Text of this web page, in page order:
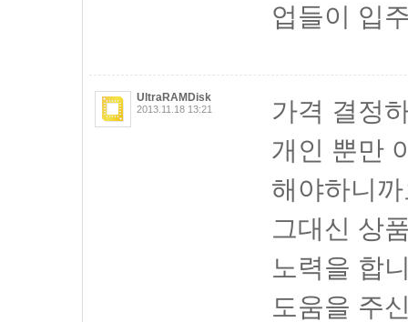
업들이 입
UltraRAMDisk
2013.11.18 13:21
가격 결정
개인 뿐만
해야하니
그대신 상
노력을 합
도움을 주